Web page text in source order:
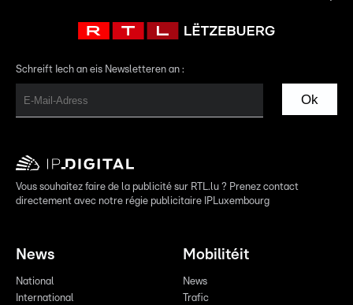
Schreift Iech an eis Newsletteren an :
Ok
Vous souhaitez faire de la publicité sur RTL.lu ? Prenez contact
directement avec notre régie publicitaire IPLuxembourg
News
National
International
Mobilitéit
News
Trafic